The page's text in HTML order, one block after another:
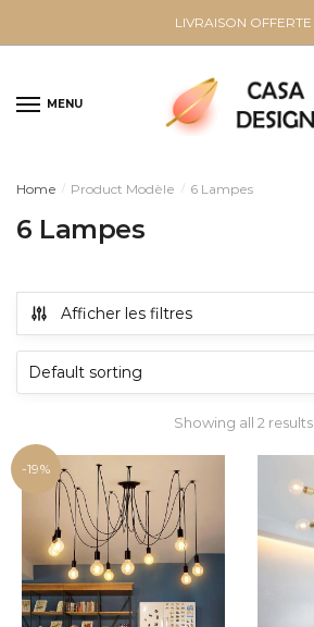
LIVRAISON OFFERTE
MENU
Home / Product Modèle / 6 Lampes
6 Lampes
Afficher les filtres
Showing all 2 results
-19%